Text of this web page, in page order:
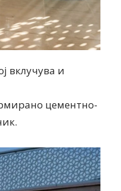
вклучува и
цементно-